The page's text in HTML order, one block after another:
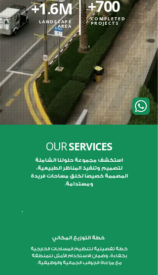
LANDSCAPE
AREA
1.6M+ 700+
COMPLETED
PROJECTS
OURSERVICES
استكشف مجموعة حلولنا الشاملة
لتصميم وتنفيذ المناظر الطبيعية،
المصممة خصيصًا لخلق مساحات فريدة
ومستدامة.
خطة التوزيع المكاني
خطة تفصيلية لتنظيم المساحات الخارجية
بكفاءة، وضمان الاستخدام الأمثل للمنطقة
مع مراعاة الجوانب الجمالية والوظيفية.